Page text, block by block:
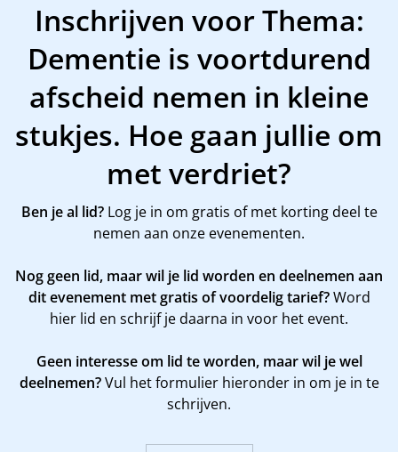
Inschrijven voor Thema:
Dementie is voortdurend
afscheid nemen in kleine
stukjes. Hoe gaan jullie om
met verdriet?
Ben je al lid?Log je in om gratis of met korting deel te
nemen aan onze evenementen.
Nog geen lid, maar wil je lid worden en deelnemen aan
dit evenement met gratis of voordelig tarief?Word
hier lid en schrijf je daarna in voor het event.
Geen interesse om lid te worden, maar wil je wel
deelnemen?Vul het formulier hieronder in om je in te
schrijven.